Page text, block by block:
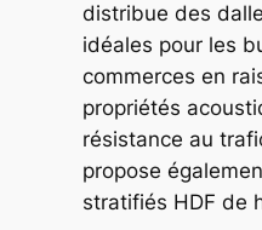
distribue des
idéales pour les
commerces en
propriétés
résistance au
propose
stratifiés HDF de